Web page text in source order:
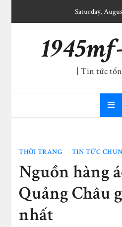
Saturday,
| Tin tức
THỜI TRANG TIN TỨC
Nguồn hàng
Quảng Châu
nhất